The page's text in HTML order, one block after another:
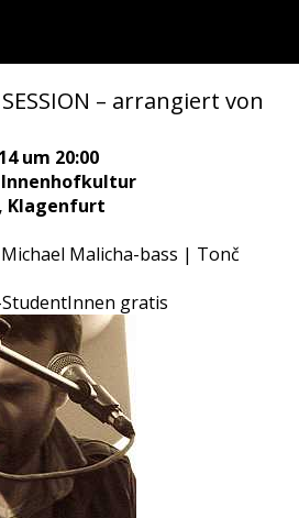
– arrangiert von
um 20:00
Klagenfurt
Malicha-bass | Tonč
gratis